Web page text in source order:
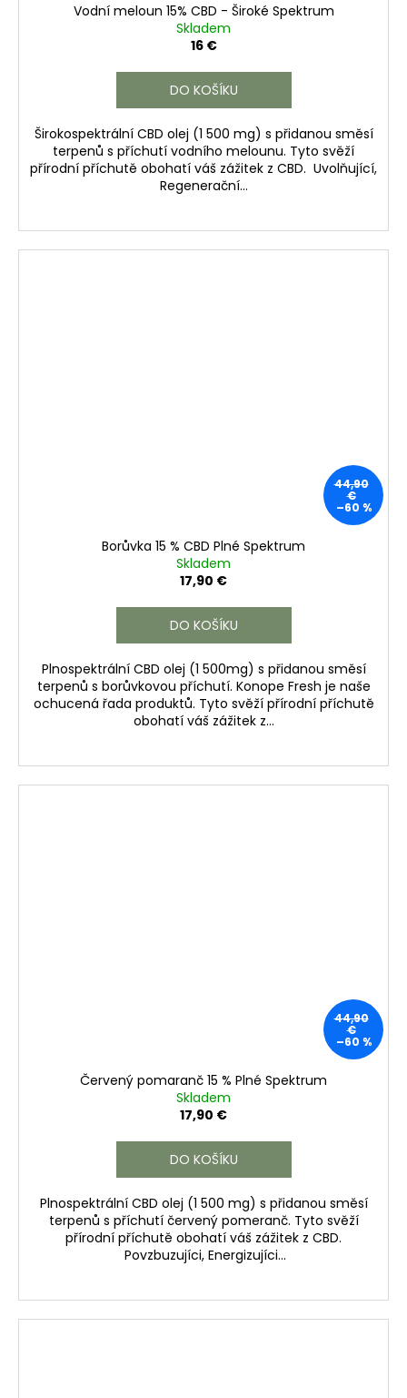
Vodní meloun 15% CBD - Široké Spektrum
Skladem
16 €
DO KOŠÍKU
Širokospektrální CBD olej (1 500 mg) s přidanou směsí
terpenů s příchutí vodního melounu. Tyto svěží
přírodní příchutě obohatí váš zážitek z CBD. Uvolňující,
Regenerační...
44,90
€
–60 %
Borůvka 15 % CBD Plné Spektrum
Skladem
17,90 €
DO KOŠÍKU
Plnospektrální CBD olej (1 500mg) s přidanou směsí
terpenů s borůvkovou příchutí. Konope Fresh je naše
ochucená řada produktů. Tyto svěží přírodní příchutě
obohatí váš zážitek z...
44,90
€
–60 %
Červený pomaranč 15 % Plné Spektrum
Skladem
17,90 €
DO KOŠÍKU
Plnospektrální CBD olej (1 500 mg) s přidanou směsí
terpenů s příchutí červený pomeranč. Tyto svěží
přírodní příchutě obohatí váš zážitek z CBD.
Povzbuzujíci, Energizujíci...